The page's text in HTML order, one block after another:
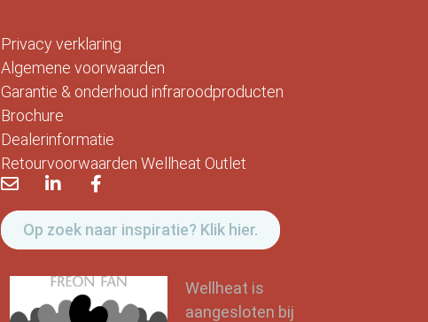
Privacy verklaring
Algemene voorwaarden
Garantie & onderhoud infraroodproducten
Brochure
Dealerinformatie
Retourvoorwaarden Wellheat Outlet
Op zoek naar inspiratie? Klik hier.
Wellheat is
aangesloten bij